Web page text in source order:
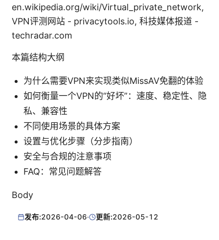
en.wikipedia.org/wiki/Virtual_private_network,
VPN评测网站 - privacytools.io, 科技媒体报道 -
techradar.com
本篇结构大纲
为什么需要VPN来实现类似MissAV免翻的体验
如何衡量一个VPN的“好坏”：速度、稳定性、隐
私、兼容性
不同使用场景的具体方案
设置与优化步骤（分步指南）
安全与合规的注意事项
FAQ：常见问题解答
Body
发布:2026-04-06· 更新:2026-05-12